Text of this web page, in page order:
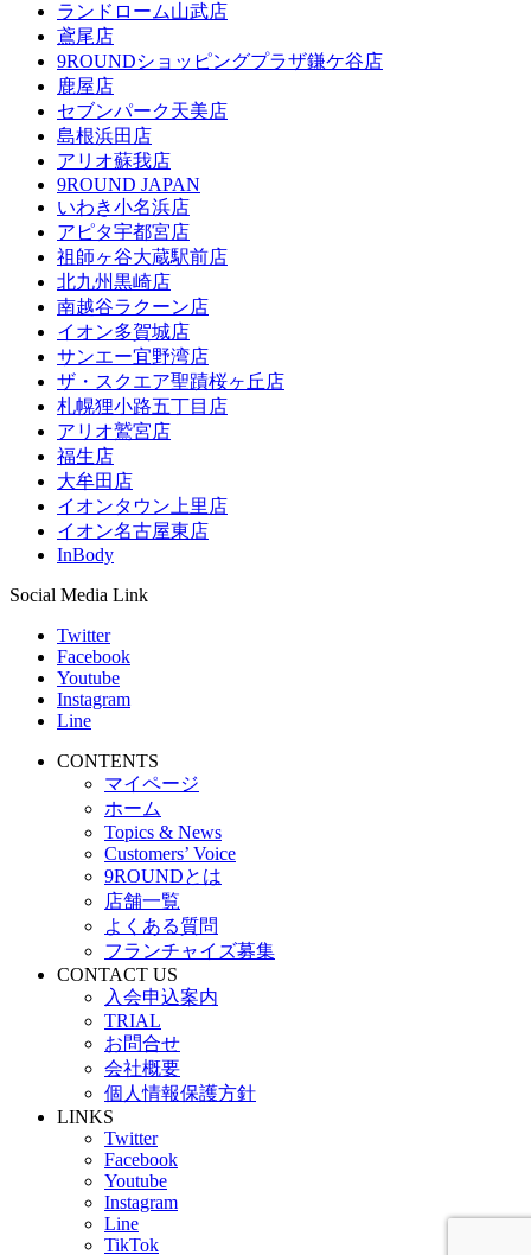
ランドローム山武店
鳶尾店
9ROUNDショッピングプラザ鎌ケ谷店
鹿屋店
セブンパーク天美店
島根浜田店
アリオ蘇我店
9ROUND JAPAN
いわき小名浜店
アピタ宇都宮店
祖師ヶ谷大蔵駅前店
北九州黒崎店
南越谷ラクーン店
イオン多賀城店
サンエー宜野湾店
ザ・スクエア聖蹟桜ヶ丘店
札幌狸小路五丁目店
アリオ鷲宮店
福生店
大牟田店
イオンタウン上里店
イオン名古屋東店
InBody
Social Media Link
Twitter
Facebook
Youtube
Instagram
Line
CONTENTS
マイページ
ホーム
Topics & News
Customers’ Voice
9ROUNDとは
店舗一覧
よくある質問
フランチャイズ募集
CONTACT US
入会申込案内
TRIAL
お問合せ
会社概要
個人情報保護方針
LINKS
Twitter
Facebook
Youtube
Instagram
Line
TikTok